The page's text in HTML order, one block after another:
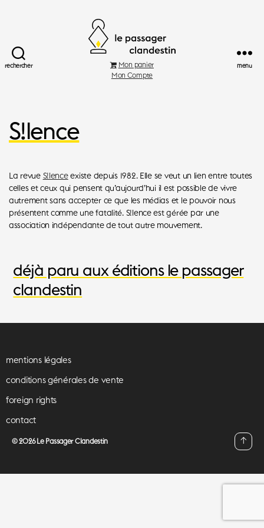
rechercher
Passager
Mon panier
Mon Compte
menu
S!lence
La revue S!lenceexiste depuis 1982. Elle se veut un lien entre toutes
celles et ceux qui pensent qu’aujourd’hui il est possible de vivre
autrement sans accepter ce que les médias et le pouvoir nous
présentent comme une fatalité. S!lence est gérée par une
association indépendante de tout autre mouvement.
déjà paru aux éditions le passager
clandestin
mentions légales
conditions générales de vente
foreign rights
contact
© 2026Le Passager Clandestin ↑